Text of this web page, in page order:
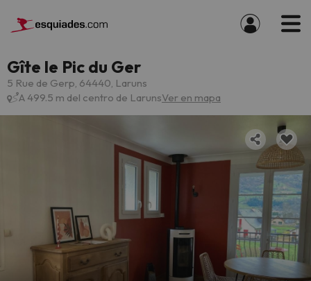
Gîte le Pic du Ger
5 Rue de Gerp, 64440, Laruns
A 499.5 m del centro de LarunsVer en mapa